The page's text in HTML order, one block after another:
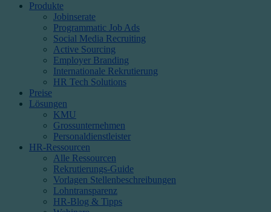
Produkte
Jobinserate
Programmatic Job Ads
Social Media Recruiting
Active Sourcing
Employer Branding
Internationale Rekrutierung
HR Tech Solutions
Preise
Lösungen
KMU
Grossunternehmen
Personaldienstleister
HR-Ressourcen
Alle Ressourcen
Rekrutierungs-Guide
Vorlagen Stellenbeschreibungen
Lohntransparenz
HR-Blog & Tipps